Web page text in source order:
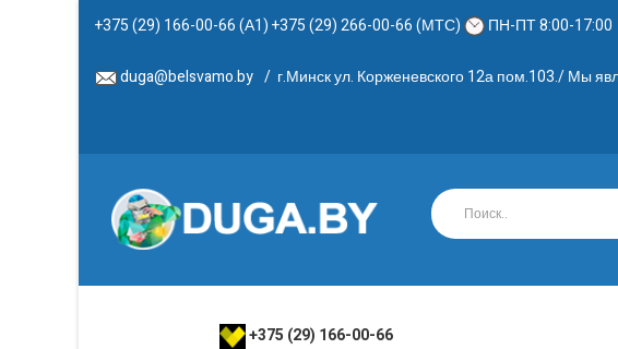
+375 (29) 166-00-66 (А1) +375 (29) 266-00-66 (МТС) ПН-ПТ 8:00-17:00
duga@belsvamo.by / г.Минск ул. Корженевского 12а пом.103./ Мы
+375 (29) 166-00-66